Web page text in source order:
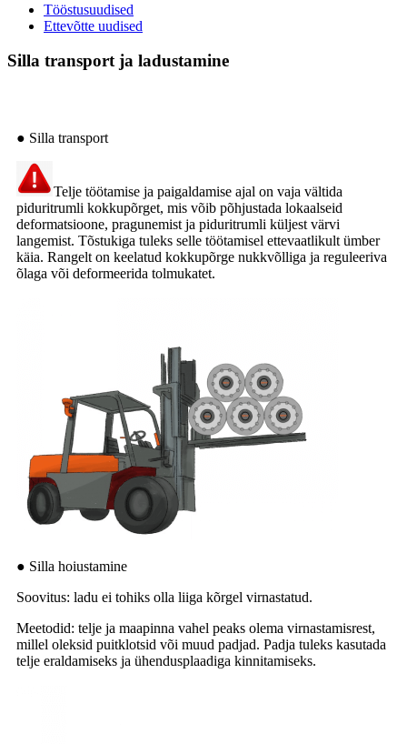
Tööstusuudised
Ettevõtte uudised
Silla transport ja ladustamine
● Silla transport
Telje töötamise ja paigaldamise ajal on vaja vältida
piduritrumli kokkupõrget, mis võib põhjustada lokaalseid
deformatsioone, pragunemist ja piduritrumli küljest värvi
langemist. Tõstukiga tuleks selle töötamisel ettevaatlikult ümber
käia. Rangelt on keelatud kokkupõrge nukkvõlliga ja reguleeriva
õlaga või deformeerida tolmukatet.
● Silla hoiustamine
Soovitus: ladu ei tohiks olla liiga kõrgel virnastatud.
Meetodid: telje ja maapinna vahel peaks olema virnastamisrest,
millel oleksid puitklotsid või muud padjad. Padja tuleks kasutada
telje eraldamiseks ja ühendusplaadiga kinnitamiseks.